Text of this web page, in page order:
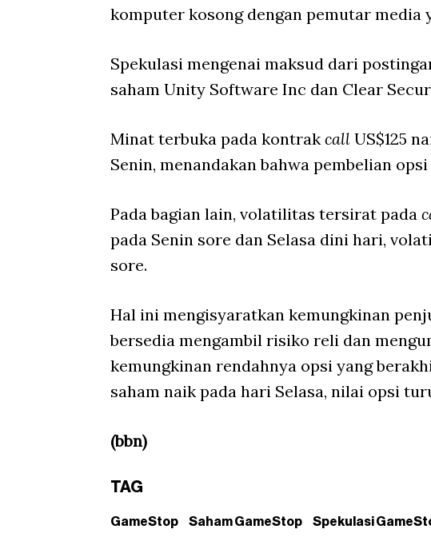
komputer kosong dengan pemutar media
Spekulasi mengenai maksud dari
saham Unity Software Inc dan Clear
Minat terbuka pada kontrak call US$125
Senin, menandakan bahwa pembelian
Pada bagian lain, volatilitas tersirat pada
pada Senin sore dan Selasa dini hari,
sore.
Hal ini mengisyaratkan kemungkinan
bersedia mengambil risiko reli dan
kemungkinan rendahnya opsi yang
saham naik pada hari Selasa, nilai opsi
(bbn)
TAG
GameStop Saham GameStop Spekulasi